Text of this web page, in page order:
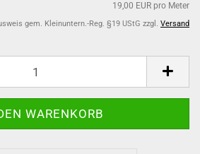
19,00 EUR pro Meter
gem. Kleinuntern.-Reg. §19 UStG zzgl. Versand